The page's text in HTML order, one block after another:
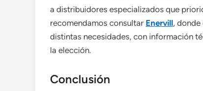
a distribuidores especializados que
recomendamos consultar Enervill,
distintas necesidades, con información
la elección.
Conclusión